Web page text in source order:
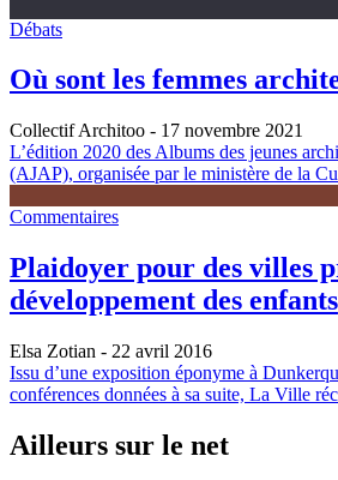
Débats
Où sont les femmes
Collectif Architoo - 17 novembre 2021
L’édition 2020 des Albums des jeunes
(AJAP), organisée par le ministère de la
Commentaires
Plaidoyer pour des villes
développement des enfants
Elsa Zotian - 22 avril 2016
Issu d’une exposition éponyme à
conférences données à sa suite, La Ville
Ailleurs sur le net